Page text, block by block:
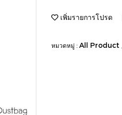
เพิ่มรายการโปรด
หมวดหมู่ : All Product